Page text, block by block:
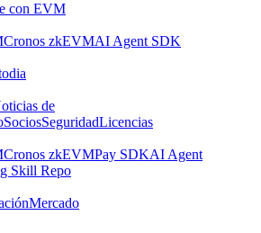
con EVM
Cronos zkEVMAI Agent SDK
de
SociosSeguridadLicencias
Cronos zkEVMPay SDKAI Agent
Skill Repo
Mercado